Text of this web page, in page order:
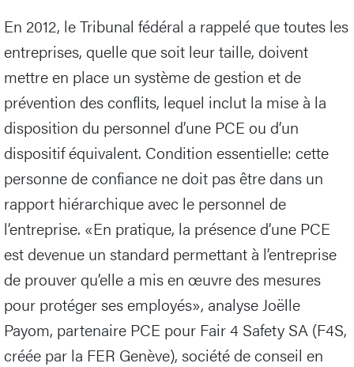
En 2012, le Tribunal fédéral a rappelé que toutes les
entreprises, quelle que soit leur taille, doivent
mettre en place un système de gestion et de
prévention des conflits, lequel inclut la mise à la
disposition du personnel d’une PCE ou d’un
dispositif équivalent. Condition essentielle: cette
personne de confiance ne doit pas être dans un
rapport hiérarchique avec le personnel de
l’entreprise. «En pratique, la présence d’une PCE
est devenue un standard permettant à l’entreprise
de prouver qu’elle a mis en œuvre des mesures
pour protéger ses employés», analyse Joëlle
Payom, partenaire PCE pour Fair 4 Safety SA (F4S,
créée par la FER Genève), société de conseil en